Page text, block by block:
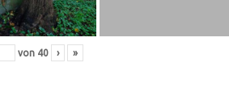
von 40 › »